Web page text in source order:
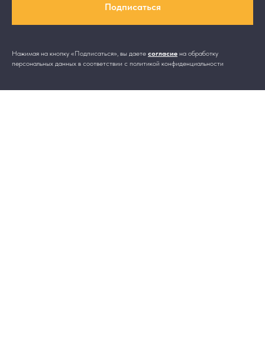
Подписаться
Нажимая на кнопку «Подписаться», вы даете согласие на обработку
персональных данных в соответствии с политикой конфиденциальности